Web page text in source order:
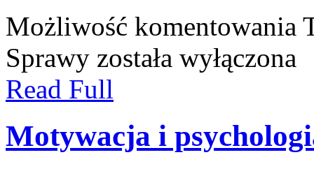
Możliwość komentowania
Sprawy została wyłączona
Read Full
Motywacja i